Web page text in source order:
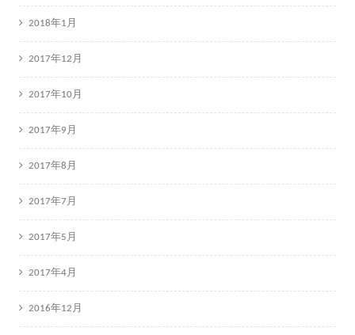
2018年1月
2017年12月
2017年10月
2017年9月
2017年8月
2017年7月
2017年5月
2017年4月
2016年12月